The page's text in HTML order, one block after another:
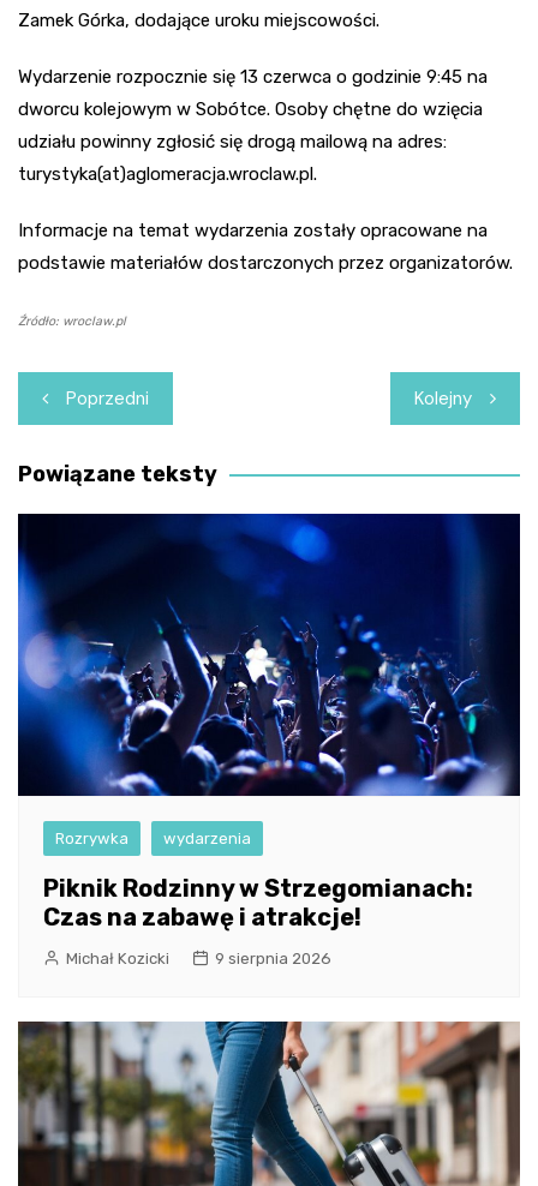
Zamek Górka, dodające uroku miejscowości.
Wydarzenie rozpocznie się 13 czerwca o godzinie 9:45 na
dworcu kolejowym w Sobótce. Osoby chętne do wzięcia
udziału powinny zgłosić się drogą mailową na adres:
turystyka(at)aglomeracja.wroclaw.pl.
Informacje na temat wydarzenia zostały opracowane na
podstawie materiałów dostarczonych przez organizatorów.
Źródło: wroclaw.pl
Nawigacja
wpisu
Poprzedni Kolejny
Powiązane teksty
Rozrywka wydarzenia
Piknik Rodzinny w Strzegomianach:
Czas na zabawę i atrakcje!
Michał Kozicki 9 sierpnia 2026